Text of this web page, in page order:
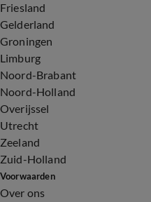
Friesland
Gelderland
Groningen
Limburg
Noord-Brabant
Noord-Holland
Overijssel
Utrecht
Zeeland
Zuid-Holland
Voorwaarden
Over ons